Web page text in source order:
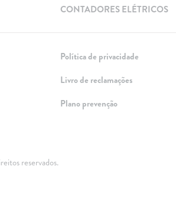
CONTADORES ELÉTRICOS
Política de privacidade
Livro de reclamações
Plano prevenção
reservados.